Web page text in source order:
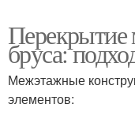
Перекрытие
бруса:
Межэтажные
элементов: